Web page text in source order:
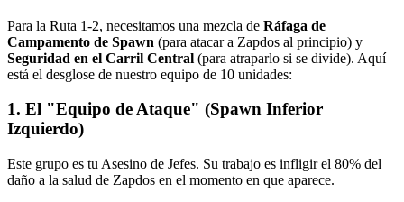
Para la Ruta 1-2, necesitamos una mezcla de Ráfaga de
Campamento de Spawn (para atacar a Zapdos al principio) y
Seguridad en el Carril Central (para atraparlo si se divide). Aquí
está el desglose de nuestro equipo de 10 unidades:
1. El "Equipo de Ataque" (Spawn Inferior
Izquierdo)
Este grupo es tu Asesino de Jefes. Su trabajo es infligir el 80% del
daño a la salud de Zapdos en el momento en que aparece.